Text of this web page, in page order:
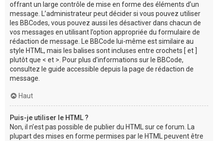
offrant un large contrôle de mise en forme des éléments d’un
message. L’administrateur peut décider si vous pouvez utiliser
les BBCodes, vous pouvez aussi les désactiver dans chacun de
vos messages en utilisant l’option appropriée du formulaire de
rédaction de message. Le BBCode lui-même est similaire au
style HTML, mais les balises sont incluses entre crochets [ et ]
plutôt que < et >. Pour plus d’informations sur le BBCode,
consultez le guide accessible depuis la page de rédaction de
message.
Haut
Puis-je utiliser le HTML ?
Non, il n’est pas possible de publier du HTML sur ce forum. La
plupart des mises en forme permises par le HTML peuvent être